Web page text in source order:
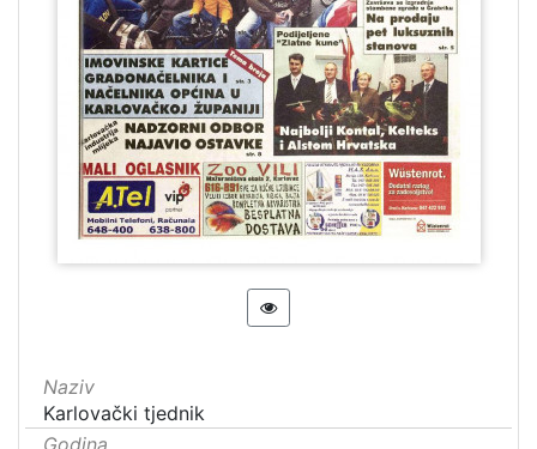
Naziv
Karlovački tjednik
Godina